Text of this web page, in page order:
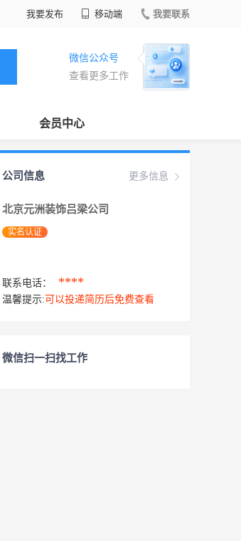
我要发布 移动端 我要联系
微信公众号
查看更多工作
会员中心
更多信息
公司信息
北京元洲装饰吕梁公司
实名认证
联系电话： ****
温馨提示: 可以投递简历后免费查看
微信扫一扫找工作